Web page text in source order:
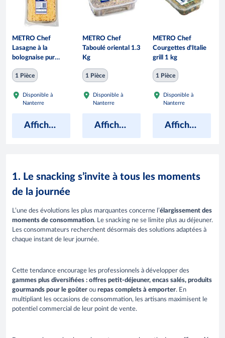
METRO Chef
Lasagne à la
bolognaise pur
boeuf 3 kg
1 Pièce
Disponible à
Nanterre
Afficher les prix
METRO Chef
Taboulé oriental 1.3
Kg
1 Pièce
Disponible à
Nanterre
Afficher les prix
METRO Chef
Courgettes d'Italie
grill 1 kg
1 Pièce
Disponible à
Nanterre
Afficher les prix
1. Le snacking s’invite à tous les moments
de la journée
L’une des évolutions les plus marquantes concerne l’élargissement des
moments de consommation. Le snacking ne se limite plus au déjeuner.
Les consommateurs recherchent désormais des solutions adaptées à
chaque instant de leur journée.
Cette tendance encourage les professionnels à développer des
gammes plus diversifiées : offres petit-déjeuner, encas salés, produits
gourmands pour le goûter ou repas complets à emporter. En
multipliant les occasions de consommation, les artisans maximisent le
potentiel commercial de leur point de vente.